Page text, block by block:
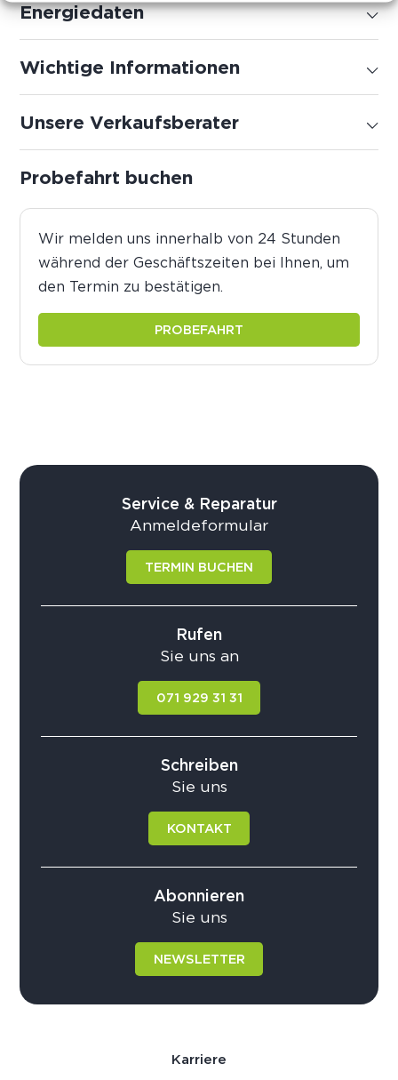
Energiedaten
Wichtige Informationen
Unsere Verkaufsberater
Probefahrt buchen
Wir melden uns innerhalb von 24 Stunden
während der Geschäftszeiten bei Ihnen, um
den Termin zu bestätigen.
PROBEFAHRT
Service & Reparatur
Anmeldeformular
TERMIN BUCHEN
Rufen
Sie uns an
071 929 31 31
Schreiben
Sie uns
KONTAKT
Abonnieren
Sie uns
NEWSLETTER
Karriere